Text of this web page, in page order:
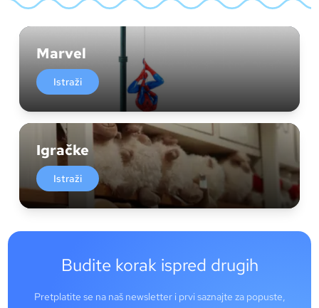
Marvel
Istraži
Igračke
Istraži
Budite korak ispred drugih
Pretplatite se na naš newsletter i prvi saznajte za popuste,